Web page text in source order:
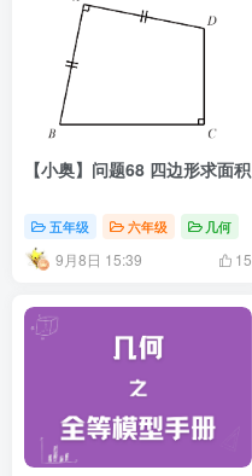
【小奥】问题68 四边形求面积
五年级 六年级 几何
9月8日 15:39 15